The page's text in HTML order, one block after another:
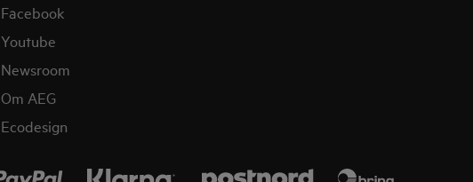
Facebook
Youtube
Newsroom
Om AEG
Ecodesign